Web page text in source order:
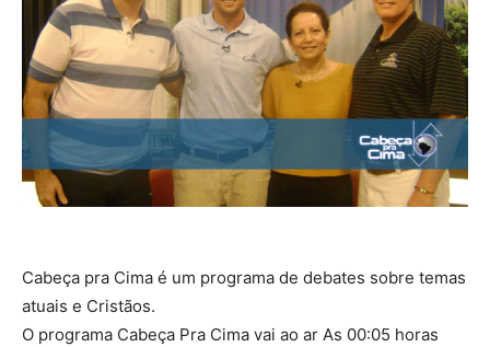
Cabeça pra Cima é um programa de debates sobre temas
atuais e Cristãos.
O programa Cabeça Pra Cima vai ao ar As 00:05 horas